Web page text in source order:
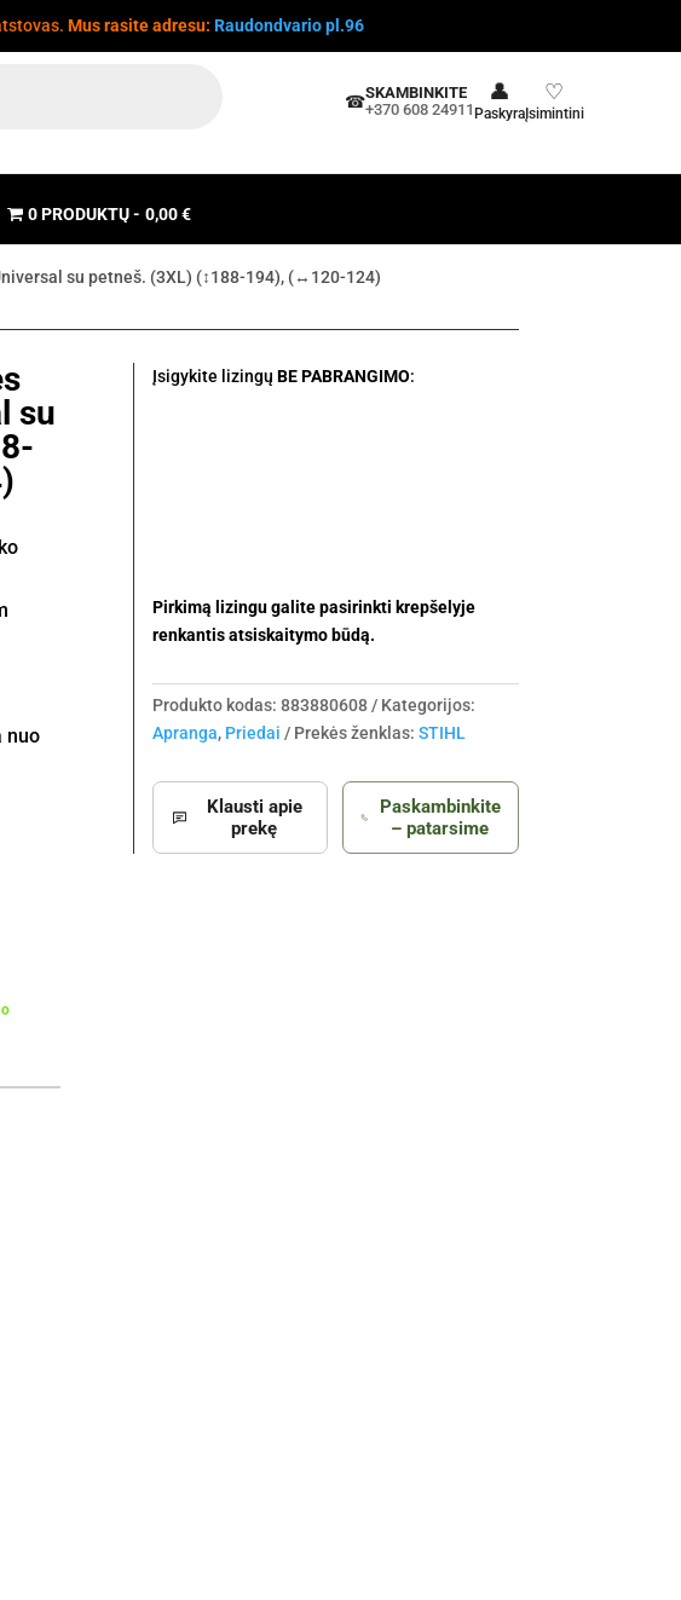
Mus rasite adresu: Raudondvario pl.96
☎SKAMBINKITE
+370 608 24911
👤
Paskyra
♡
Įsimintini
0 PRODUKTŲ 0,00 €
su petneš. (3XL) (↕188-194), (↔120-124)
su
nuo
Įsigykite lizingų BE PABRANGIMO:
Pirkimą lizingu galite pasirinkti krepšelyje
renkantis atsiskaitymo būdą.
Produkto kodas: 883880608
Kategorijos:
Apranga, Priedai Prekės ženklas: STIHL
Klausti apie
prekę
Paskambinkite
– patarsime